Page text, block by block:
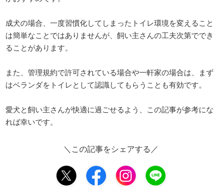
成犬の場合、一度習慣化してしまったトイレ環境を変えること
は簡単なことではありませんが、飼い主さんの工夫次第ででき
ることがあります。
また、管理規約で許可されている場合や一軒家の場合は、まず
はベランダをトイレとして認識してもらうことも有効です。
愛犬と飼い主さんが快適に過ごせるよう、この記事が参考にな
れば幸いです。
＼この記事をシェアする／